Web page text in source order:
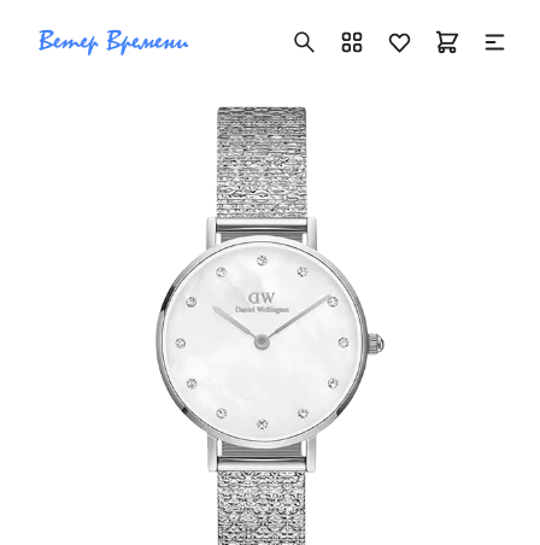
info@vetervremeni.kz
Авторизация
Каталог
Мужские часы
Женские часы